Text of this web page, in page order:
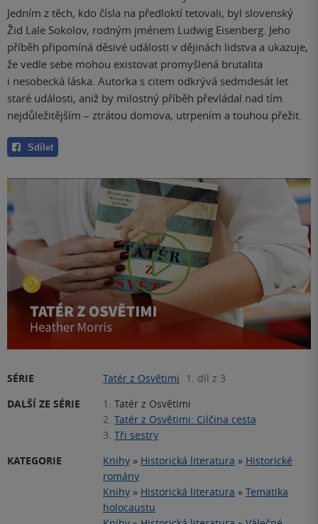
Jedním z těch, kdo čísla na předloktí tetovali, byl slovenský
Žid Lale Sokolov, rodným jménem Ludwig Eisenberg. Jeho
příběh připomíná děsivé události v dějinách lidstva a ukazuje,
že vedle sebe mohou existovat promyšlená brutalita
i nesobecká láska. Autorka s citem odkrývá sedmdesát let
staré události, aniž by milostný příběh převládal nad tím
nejdůležitějším – ztrátou domova, utrpením a touhou přežit.
Sdílet
Play
Video
SÉRIE Tatér z Osvětimi 1. díl z 3
DALŠÍ ZE SÉRIE
1. Tatér z Osvětimi
2. Tatér z Osvětimi: Cilčina cesta
3. Tři sestry
KATEGORIE
Knihy » Historická literatura » Historické
romány
Knihy » Historická literatura » Tematika
holocaustu